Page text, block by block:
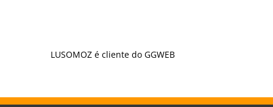
LUSOMOZ é cliente do GGWEB